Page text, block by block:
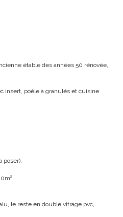
étable des années 50 rénovée,
insert, poêle à granulés et cuisine
poser),
le reste en double vitrage pvc,